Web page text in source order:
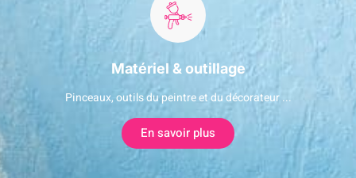
Matériel & outillage
Pinceaux, outils du peintre et du décorateur ...
En savoir plus